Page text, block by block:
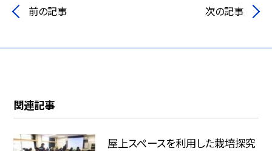
前の記事 次の記事
関連記事
屋上スペースを利用した栽培探究